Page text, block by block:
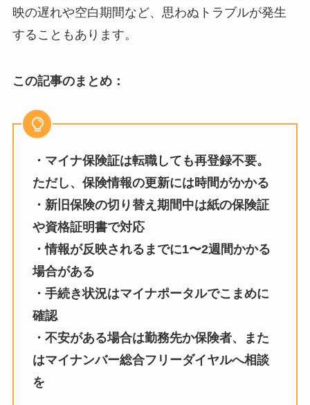
映の遅れや空白期間など、思わぬトラブルが発生
することもあります。
この記事のまとめ：
・マイナ保険証は転職しても再登録不要。
ただし、保険情報の更新には時間がかかる
・新旧保険の切り替え期間中は紙の保険証
や資格証明書で対応
・情報が反映されるまでに1〜2週間かかる
場合がある
・手続き状況はマイナポータルでこまめに
確認
・不安がある場合は勤務先か保険者、また
はマイナンバー総合フリーダイヤルへ相談
を